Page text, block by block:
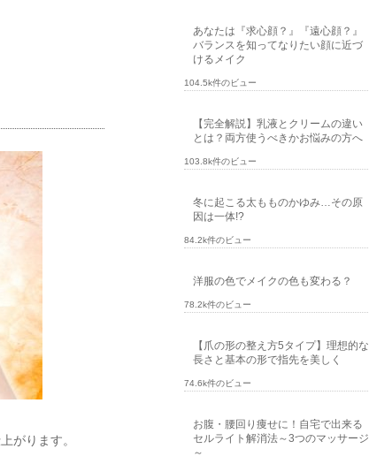
がります。
あなたは『求心顔？』『遠心顔？』
バランスを知ってなりたい顔に近づ
けるメイク
104.5k件のビュー
【完全解説】乳液とクリームの違い
とは？両方使うべきかお悩みの方へ
103.8k件のビュー
冬に起こる太もものかゆみ…その原
因は一体!?
84.2k件のビュー
洋服の色でメイクの色も変わる？
78.2k件のビュー
【爪の形の整え方5タイプ】理想的な
長さと基本の形で指先を美しく
74.6k件のビュー
お腹・腰回り痩せに！自宅で出来る
セルライト解消法～3つのマッサージ
～